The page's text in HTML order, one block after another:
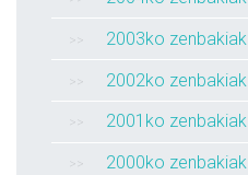
2003ko zenbakiak
2002ko zenbakiak
2001ko zenbakiak
2000ko zenbakiak